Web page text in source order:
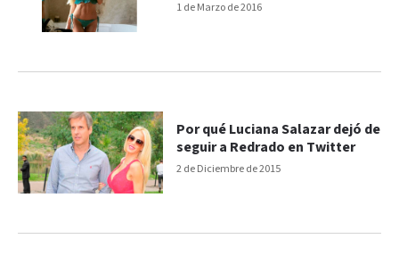
1 de Marzo de 2016
2 de Diciembre de 2015
Por qué Luciana Salazar dejó de
seguir a Redrado en Twitter